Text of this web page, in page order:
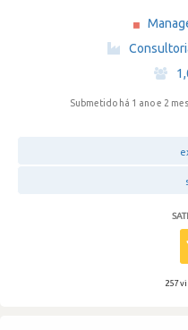
Submetido há 1 ano e 2
257